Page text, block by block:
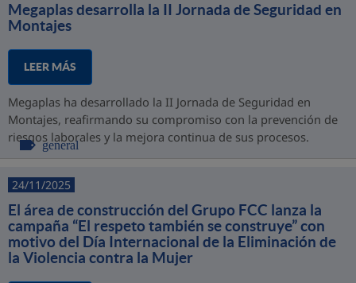
Megaplas desarrolla la II Jornada de Seguridad en
Montajes
LEER MÁS
Megaplas ha desarrollado la II Jornada de Seguridad en
Montajes, reafirmando su compromiso con la prevención de
riesgos laborales y la mejora continua de sus procesos.
general
24/11/2025
El área de construcción del Grupo FCC lanza la
campaña “El respeto también se construye” con
motivo del Día Internacional de la Eliminación de
la Violencia contra la Mujer